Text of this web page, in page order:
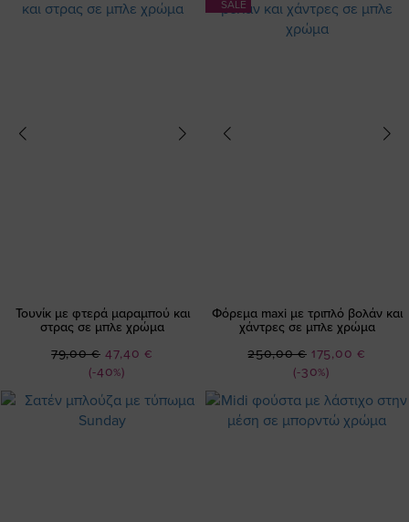
Τουνίκ με φτερά μαραμπού και
στρας σε μπλε χρώμα
(-40%)
Ειδική
Τιμή
47,40 €
79,00 €
SALE
Φόρεμα maxi με τριπλό βολάν και
χάντρες σε μπλε χρώμα
(-30%)
Ειδική
Τιμή
175,00 €
250,00 €